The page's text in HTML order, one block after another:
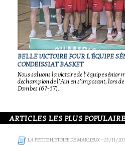
BELLE VICTOIRE POUR L'ÉQUIPE
CONDEISSIAT BASKET
Nous saluons la victoire de l’équipe sénior
dechampion de l’Ain en s’imposant, lors
Dombes (67-57)..
ARTICLES LES PLUS
LA PETITE HISTOIRE DE MARLIEUX- 25/11/